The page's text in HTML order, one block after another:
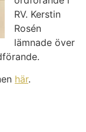
RV. Kerstin
Rosén
lämnade över
här.